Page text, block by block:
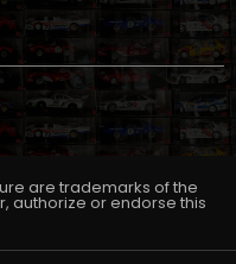
are trademarks of the
authorize or endorse this